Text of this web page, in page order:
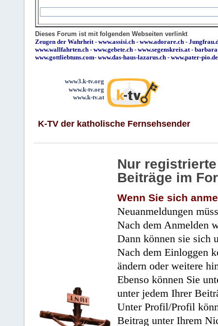
Dieses Forum ist mit folgenden Webseiten verlinkt
Zeugen der Wahrheit - www.assisi.ch - www.adorare.ch -
www.wallfahrten.ch - www.gebete.ch - www.segenskreis.at -
www.gottliebtuns.com- www.das-haus-lazarus.ch - www.pater-pio.de
www3.k-tv.org
www.k-tv.org
www.k-tv.at
K-TV der katholische Fernsehsender
Nur
Beiträge im
Wenn Sie sich
Neuanmeldungen
Nach dem Anmelden
Dann können sie sich
Nach dem Einloggen
ändern oder weitere
Ebenso können Sie
unter jedem Ihrer
Unter Profil/Profil
Beitrag unter Ihrem